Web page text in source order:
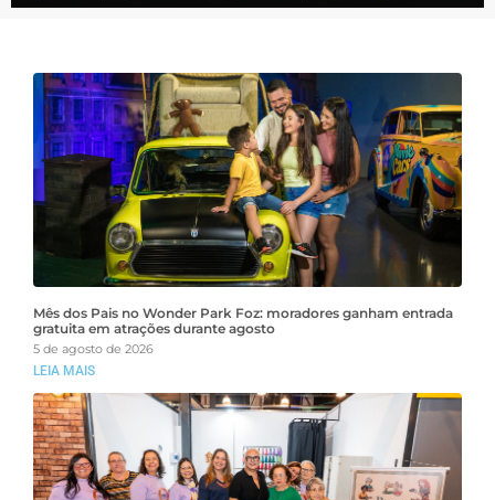
Mês dos Pais no Wonder Park Foz: moradores ganham entrada
gratuita em atrações durante agosto
5 de agosto de 2026
LEIA MAIS